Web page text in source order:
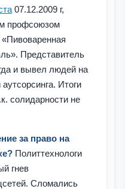
07.12.2009 г,
профсоюзом
Представитель
и вывел людей на
Итоги
солидарности не
за право на
Политтехнологи
гнев
Сломались